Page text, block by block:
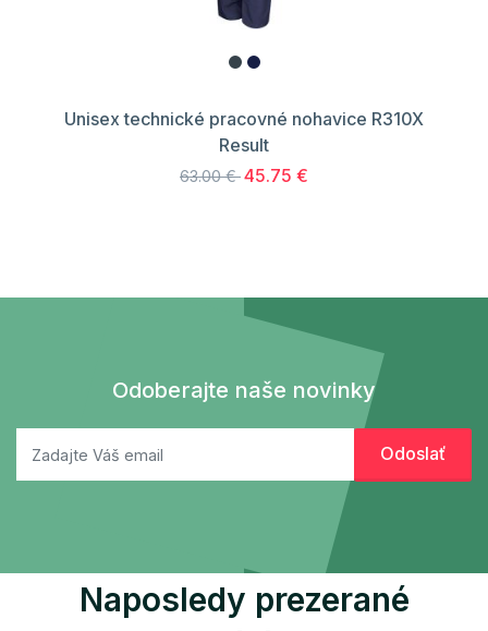
Unisex technické pracovné nohavice R310X
Result
63.00 €45.75 €
Odoberajte naše novinky
Naposledy prezerané